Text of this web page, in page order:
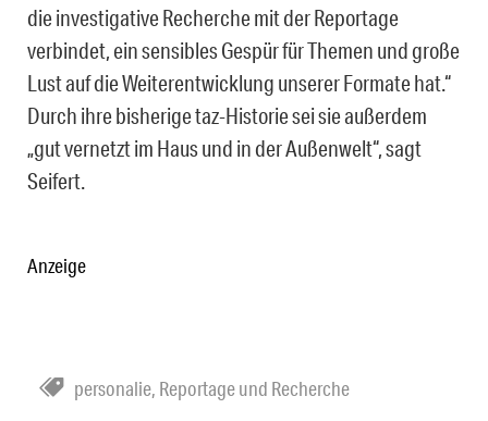
die investigative Recherche mit der Reportage
verbindet, ein sensibles Gespür für Themen und große
Lust auf die Weiterentwicklung unserer Formate hat.“
Durch ihre bisherige taz-Historie sei sie außerdem
„gut vernetzt im Haus und in der Außenwelt“, sagt
Seifert.
Anzeige
personalie, Reportage und Recherche